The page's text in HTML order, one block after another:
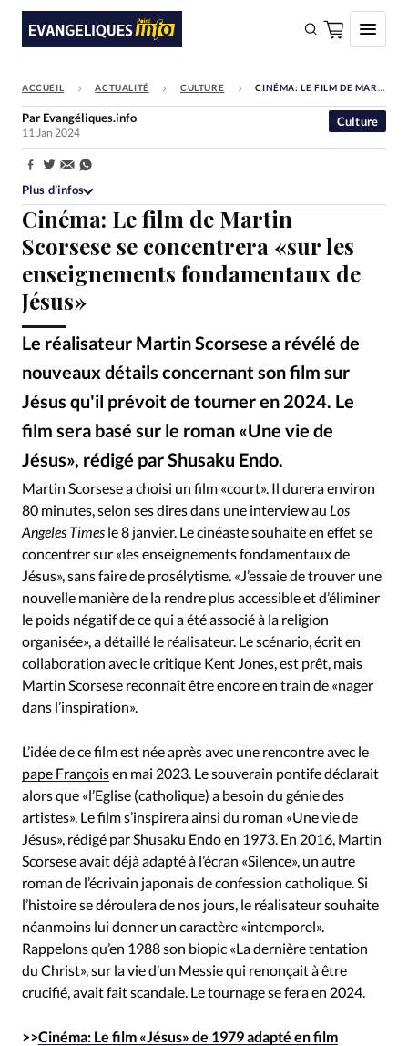
FAIRE UN DON
Faire un don
Eglises
Société
Bible
Toute l'actualité
Se connecter
Devise:CHF
RUBRIQUES
Toute l'actualité Bible Culture
Economie
Eglises
Histoire Laicité
Liberté religieuse
Mission
Monde People Politique
Religions
Société
ACCUEIL ACTUALITÉ CULTURE CINÉMA: LE FILM DE MARTIN SCORSESE SE CONCENTRERA «SUR LES ENSEIGNEMENTS FONDAMENTAUX DE JÉSUS»
Cinéma: Le film de Martin
Scorsese se concentrera «sur les
enseignements fondamentaux de
Jésus»
Le réalisateur Martin Scorsese a révélé de
nouveaux détails concernant son film sur
Jésus qu'il prévoit de tourner en 2024. Le
film sera basé sur le roman «Une vie de
Jésus», rédigé par Shusaku Endo.
Culture
Par Evangéliques.info
11 Jan 2024
Partager:
Plus d’infos
Martin Scorsese a choisi un film «court». Il durera environ
80 minutes, selon ses dires dans une interview au Los
Angeles Times le 8 janvier. Le cinéaste souhaite en effet se
concentrer sur «les enseignements fondamentaux de
Jésus», sans faire de prosélytisme. «J’essaie de trouver une
nouvelle manière de la rendre plus accessible et d’éliminer
le poids négatif de ce qui a été associé à la religion
organisée», a détaillé le réalisateur. Le scénario, écrit en
collaboration avec le critique Kent Jones, est prêt, mais
Martin Scorsese reconnaît être encore en train de «nager
dans l’inspiration».
L’idée de ce film est née après avec une rencontre avec le
pape Françoisen mai 2023. Le souverain pontife déclarait
alors que «l’Eglise (catholique) a besoin du génie des
artistes». Le film s’inspirera ainsi du roman «Une vie de
Jésus», rédigé par Shusaku Endo en 1973. En 2016, Martin
Scorsese avait déjà adapté à l’écran «Silence», un autre
roman de l’écrivain japonais de confession catholique. Si
l’histoire se déroulera de nos jours, le réalisateur souhaite
néanmoins lui donner un caractère «intemporel».
Rappelons qu’en 1988 son biopic «La dernière tentation
du Christ», sur la vie d’un Messie qui renonçait à être
crucifié, avait fait scandale. Le tournage se fera en 2024.
>>Cinéma: Le film «Jésus» de 1979 adapté en film